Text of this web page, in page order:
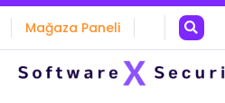
Mağaza Paneli